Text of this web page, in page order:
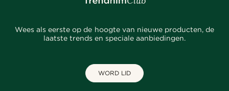
Wees als eerste op de hoogte van nieuwe producten, de
laatste trends en speciale aanbiedingen.
WORD LID